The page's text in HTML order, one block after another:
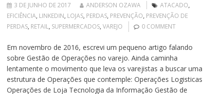
3 DE JUNHO DE 2017 ANDERSON OZAWA ATACADO,
EFICIÊNCIA, LINKEDIN, LOJAS, PERDAS, PREVENÇÃO, PREVENÇÃO DE
PERDAS, RETAIL, SUPERMERCADOS, VAREJO 0 COMMENT
Em novembro de 2016, escrevi um pequeno artigo falando
sobre Gestão de Operações no varejo. Ainda caminha
lentamente o movimento que leva os varejistas a buscar uma
estrutura de Operações que contemple: Operações Logisticas
Operações de Loja Tecnologia da Informação Gestão de